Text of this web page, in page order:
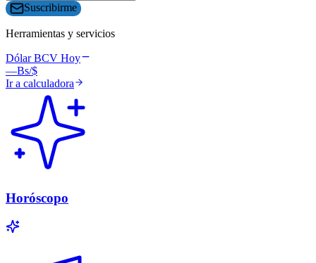
Suscribirme
Herramientas y servicios
Dólar BCV Hoy
—Bs/$
Ir a calculadora
Horóscopo